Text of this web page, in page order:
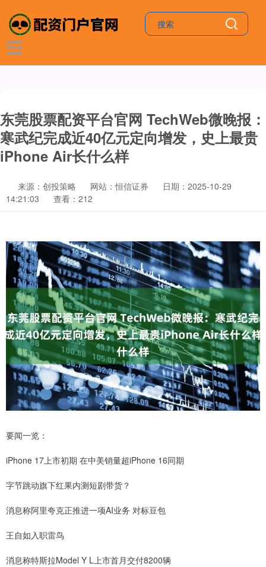
东莞股票配资平台官网 TechWeb微晚报：
寒武纪完成近40亿元定向增发，史上最贵
iPhone Air长什么样
来源：创投策略 网站：恒信证券
日期：2025-10-29
14:21:03
查看：212
要闻一览：
iPhone 17上市初期 在中美销量超iPhone 16同期
字节跳动旗下红果内测短剧带货？
消息称阿里夸克正推进一项AI业务 对标豆包
王自如入职雷鸟
消息称特斯拉Model Y L上市首月交付8200辆